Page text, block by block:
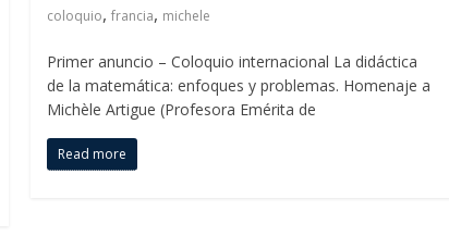
coloquio,francia, michele
Primer anuncio – Coloquio internacional La didáctica
de la matemática: enfoques y problemas. Homenaje a
Michèle Artigue (Profesora Emérita de
Read more